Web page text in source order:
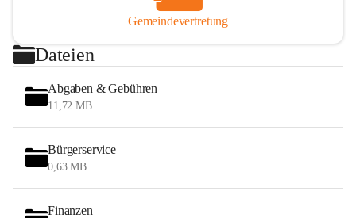
Gemeindevertretung
Dateien
Abgaben & Gebühren
11,72 MB
Bürgerservice
0,63 MB
Finanzen